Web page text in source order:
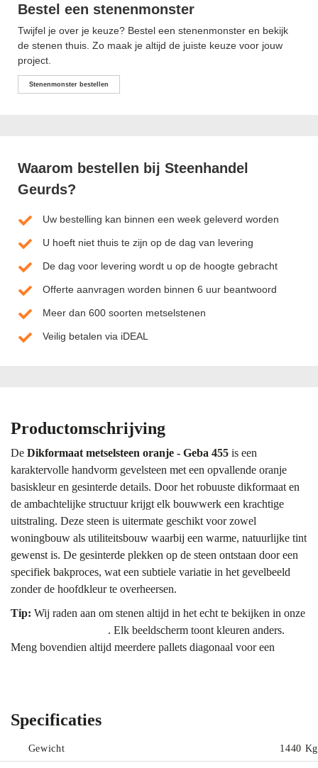
Bestel een stenenmonster
Twijfel je over je keuze? Bestel een stenenmonster en bekijk
de stenen thuis. Zo maak je altijd de juiste keuze voor jouw
project.
Stenenmonster bestellen
Waarom bestellen bij Steenhandel
Geurds?
Uw bestelling kan binnen een week geleverd worden
U hoeft niet thuis te zijn op de dag van levering
De dag voor levering wordt u op de hoogte gebracht
Offerte aanvragen worden binnen 6 uur beantwoord
Meer dan 600 soorten metselstenen
Veilig betalen via iDEAL
Productomschrijving
De Dikformaat metselsteen oranje - Geba 455 is een
karaktervolle handvorm gevelsteen met een opvallende oranje
basiskleur en gesinterde details. Door het robuuste dikformaat en
de ambachtelijke structuur krijgt elk bouwwerk een krachtige
uitstraling. Deze steen is uitermate geschikt voor zowel
woningbouw als utiliteitsbouw waarbij een warme, natuurlijke tint
gewenst is. De gesinterde plekken op de steen ontstaan door een
specifiek bakproces, wat een subtiele variatie in het gevelbeeld
zonder de hoofdkleur te overheersen.
Tip: Wij raden aan om stenen altijd in het echt te bekijken in onze
. Elk beeldscherm toont kleuren anders.
Meng bovendien altijd meerdere pallets diagonaal voor een
De hoofdtoon van deze Geba 455 is een levendig oranje. Wat
deze sortering onderscheidt, zijn de gesinterde effecten die tijdens
het bakken in de oven ontstaan. Hierdoor vertonen sommige
stenen donkerdere, bijna metaalachtige accenten die diepte geven
Specificaties
Gewicht 1440 Kg